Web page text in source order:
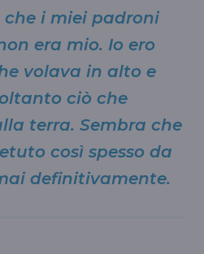
che i miei padroni
era mio. Io ero
volava in alto e
ciò che
terra. Sembra che
così spesso da
definitivamente.